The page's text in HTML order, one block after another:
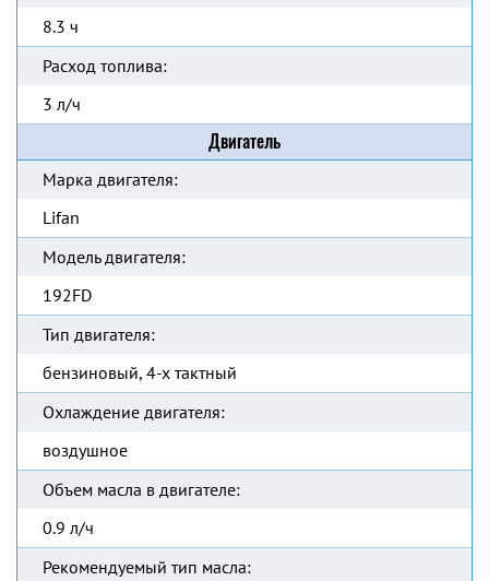
8.3 ч
Расход топлива:
3 л/ч
Двигатель
Марка двигателя:
Lifan
Модель двигателя:
192FD
Тип двигателя:
бензиновый, 4-х тактный
Охлаждение двигателя:
воздушное
Объем масла в двигателе:
0.9 л/ч
Рекомендуемый тип масла: